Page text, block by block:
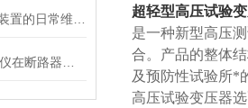
超轻型高压试验
是一种新型高压
合。产品的整体
及预防性试验所*
高压试验变压器